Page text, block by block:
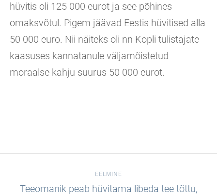
hüvitis oli 125 000 eurot ja see põhines
omaksvõtul. Pigem jäävad Eestis hüvitised alla
50 000 euro. Nii näiteks oli nn Kopli tulistajate
kaasuses kannatanule väljamõistetud
moraalse kahju suurus 50 000 eurot.
EELMINE
Teeomanik peab hüvitama libeda tee tõttu,